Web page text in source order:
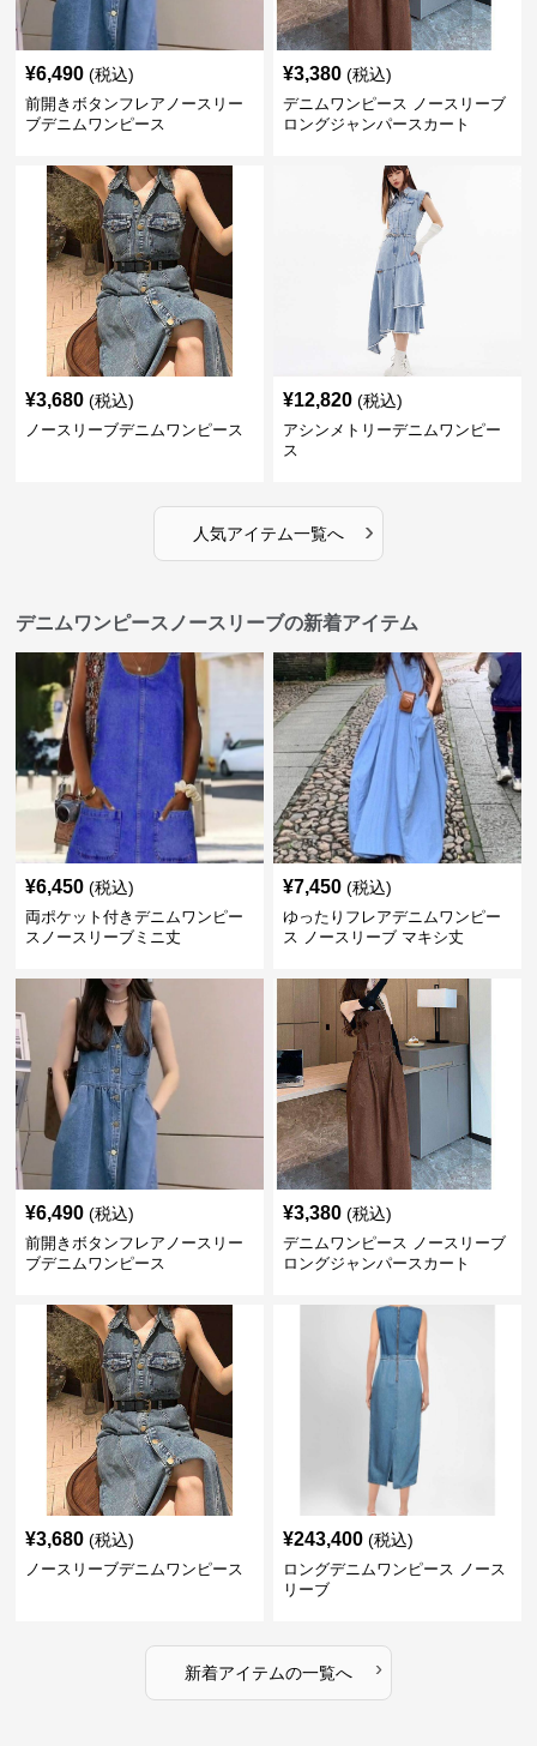
¥6,490 (税込)
前開きボタンフレアノースリー
ブデニムワンピース
¥3,380 (税込)
デニムワンピース ノースリーブ
ロングジャンパースカート
¥3,680 (税込)
ノースリーブデニムワンピース
¥12,820 (税込)
アシンメトリーデニムワンピー
ス
人気アイテム一覧へ ›
デニムワンピースノースリーブの新着アイテム
¥6,450 (税込)
両ポケット付きデニムワンピー
スノースリーブミニ丈
¥7,450 (税込)
ゆったりフレアデニムワンピー
ス ノースリーブ マキシ丈
¥6,490 (税込)
前開きボタンフレアノースリー
ブデニムワンピース
¥3,380 (税込)
デニムワンピース ノースリーブ
ロングジャンパースカート
¥3,680 (税込)
ノースリーブデニムワンピース
¥243,400 (税込)
ロングデニムワンピース ノース
リーブ
新着アイテムの一覧へ ›